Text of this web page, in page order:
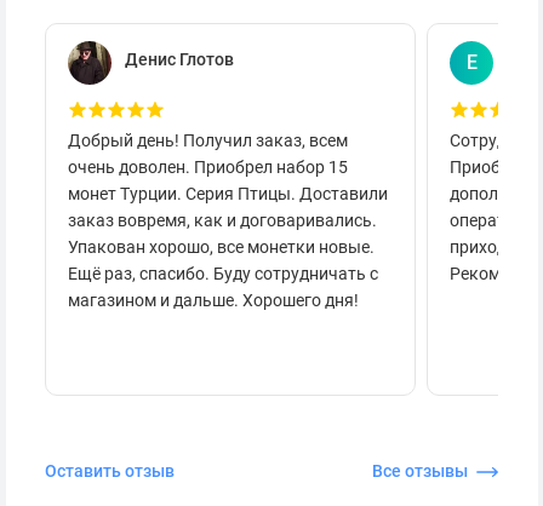
Денис Глотов
Добрый день! Получил заказ, всем
очень доволен. Приобрел набор 15
монет Турции. Серия Птицы. Доставили
заказ вовремя, как и договаривались.
Упакован хорошо, все монетки новые.
Ещё раз, спасибо. Буду сотрудничать с
магазином и дальше. Хорошего дня!
Е
приходило
Оставить отзыв Все отзывы